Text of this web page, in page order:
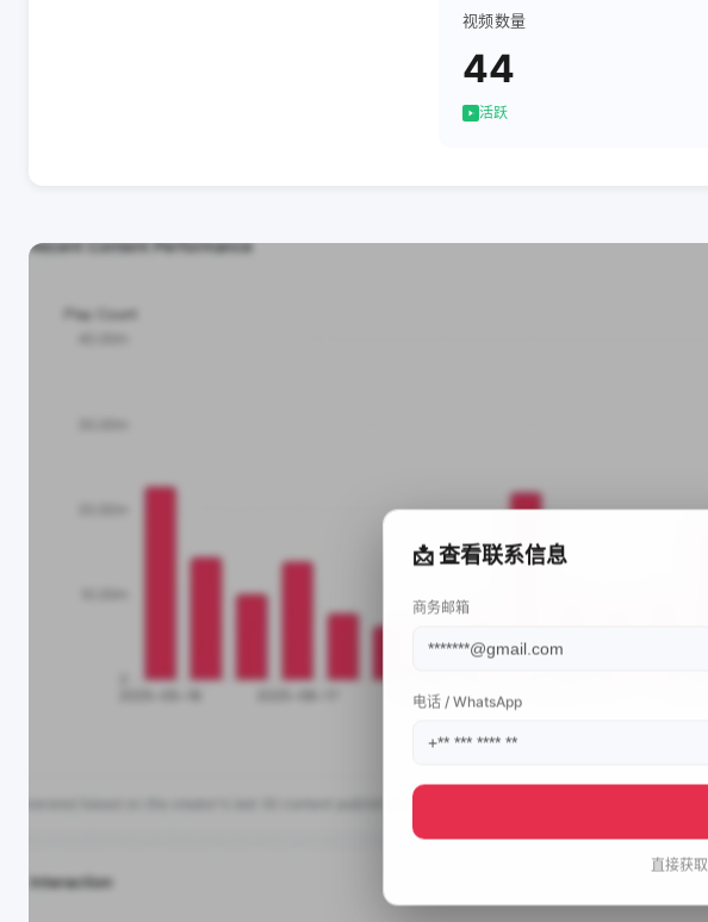
视频数量
44
活跃
📩 查看联系信息
商务邮箱
电话 / WhatsApp
直接获取